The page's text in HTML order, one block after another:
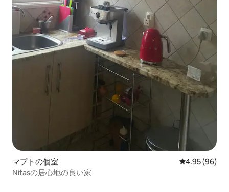
マプトの個室 レビュー96
4.95 (96)
Nitasの居心地の良い家